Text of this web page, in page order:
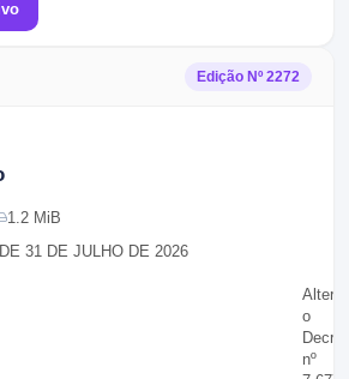
Edição Nº2272
1.2 MiB
31 DE JULHO DE 2026
Altera
o
nº